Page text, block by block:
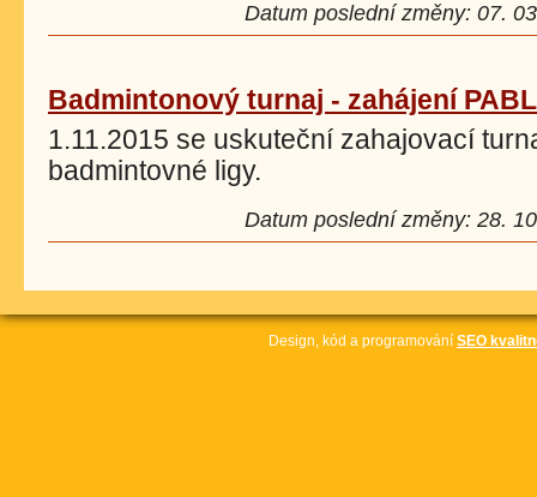
Datum poslední změny: 07.
Badmintonový turnaj - zahájení PABL
1.11.2015 se uskuteční zahajovací
badmintovné ligy.
Datum poslední změny: 28.
Design, kód a programování SEO